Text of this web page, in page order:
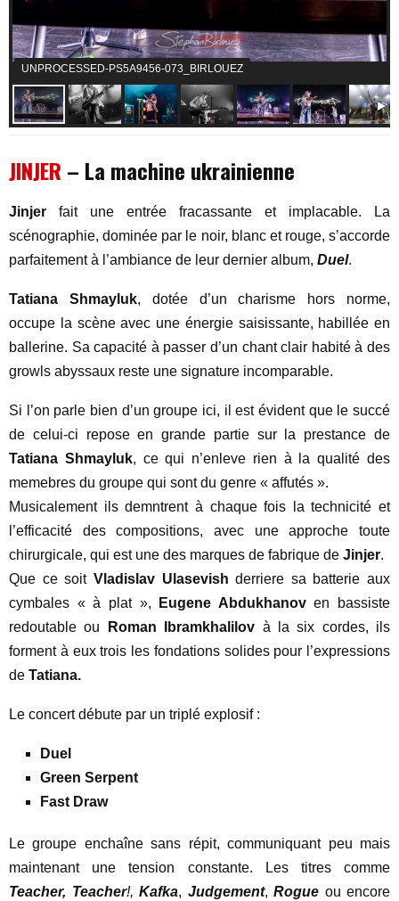
UNPROCESSED-PS5A9456-073_BIRLOUEZ
JINJER – La machine ukrainienne
Jinjer fait une entrée fracassante et implacable. La
scénographie, dominée par le noir, blanc et rouge, s’accorde
parfaitement à l’ambiance de leur dernier album, Duel.
Tatiana Shmayluk, dotée d’un charisme hors norme,
occupe la scène avec une énergie saisissante, habillée en
ballerine. Sa capacité à passer d’un chant clair habité à des
growls abyssaux reste une signature incomparable.
Si l’on parle bien d’un groupe ici, il est évident que le succé
de celui-ci repose en grande partie sur la prestance de
Tatiana Shmayluk, ce qui n’enleve rien à la qualité des
memebres du groupe qui sont du genre « affutés ».
Musicalement ils demntrent à chaque fois la technicité et
l’efficacité des compositions, avec une approche toute
chirurgicale, qui est une des marques de fabrique de Jinjer.
Que ce soit Vladislav Ulasevish derriere sa batterie aux
cymbales « à plat »,
Eugene Abdukhanoven bassiste
redoutable ou
Roman Ibramkhalilov à la six cordes, ils
forment à eux trois les fondations solides pour l’expressions
de Tatiana.
Le concert débute par un triplé explosif :
Duel
Green Serpent
Fast Draw
Le groupe enchaîne sans répit, communiquant peu mais
maintenant une tension constante. Les titres comme
Teacher, Teacher!, Kafka, Judgement, Rogue ou encore